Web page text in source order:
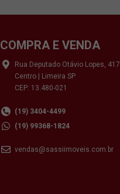
COMPRA E VENDA
Rua Deputado Otávio Lopes, 417
Centro | Limeira SP
CEP: 13.480-021
(19) 3404-4499
(19) 99368-1824
vendas@sassiimoveis.com.br